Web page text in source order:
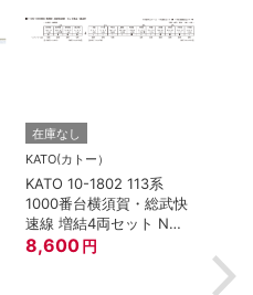
在庫なし
KATO(カトー）
KATO 10-1802 113系
1000番台横須賀・総武快
速線 増結4両セット Nゲ
ージ
8,600 円